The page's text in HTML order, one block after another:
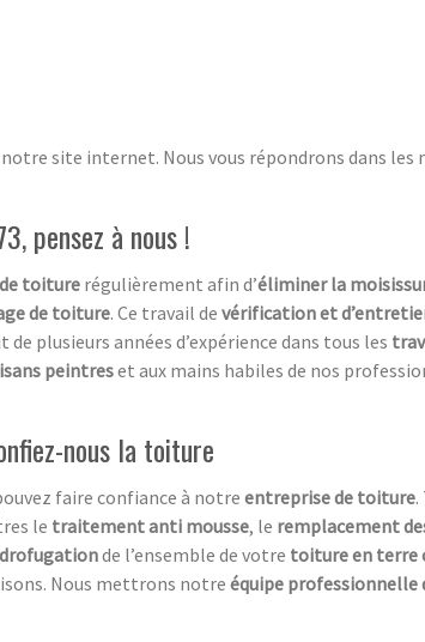
site internet. Nous vous répondrons dans les
pensez à nous !
toiture régulièrement afin d’éliminer la
de toiture. Ce travail de vérification et
plusieurs années d’expérience dans tous les
peintreset aux mains habiles de nos
nous la toiture
faire confiance à notreentreprise de toiture.
le traitement anti mousse, le remplacement
de l’ensemble de votre toiture en terre
Nous mettrons notre équipe professionnelle